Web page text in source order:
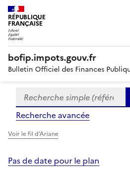
RÉPUBLIQUE
FRANÇAISE
bofip.impots.gouv.fr
Bulletin Officiel des Finances
Formulaire
de
recherche
Recherche simple
Recherche avancée
Voir le fil d'Ariane
Pas de date pour le plan